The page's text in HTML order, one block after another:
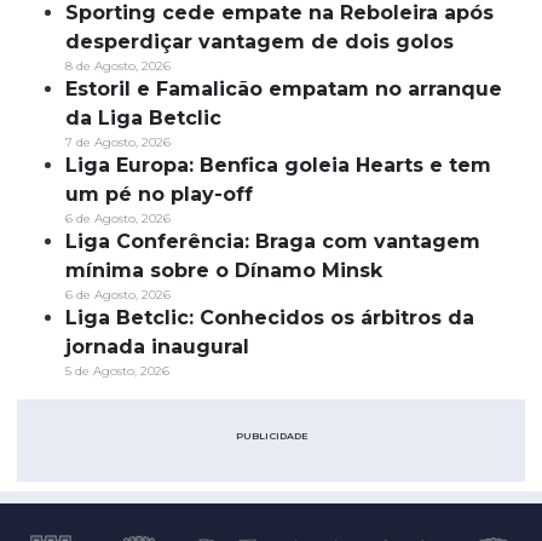
Sporting cede empate na Reboleira após
desperdiçar vantagem de dois golos
8 de Agosto, 2026
Estoril e Famalicão empatam no arranque
da Liga Betclic
7 de Agosto, 2026
Liga Europa: Benfica goleia Hearts e tem
um pé no play-off
6 de Agosto, 2026
Liga Conferência: Braga com vantagem
mínima sobre o Dínamo Minsk
6 de Agosto, 2026
Liga Betclic: Conhecidos os árbitros da
jornada inaugural
5 de Agosto, 2026
PUBLICIDADE